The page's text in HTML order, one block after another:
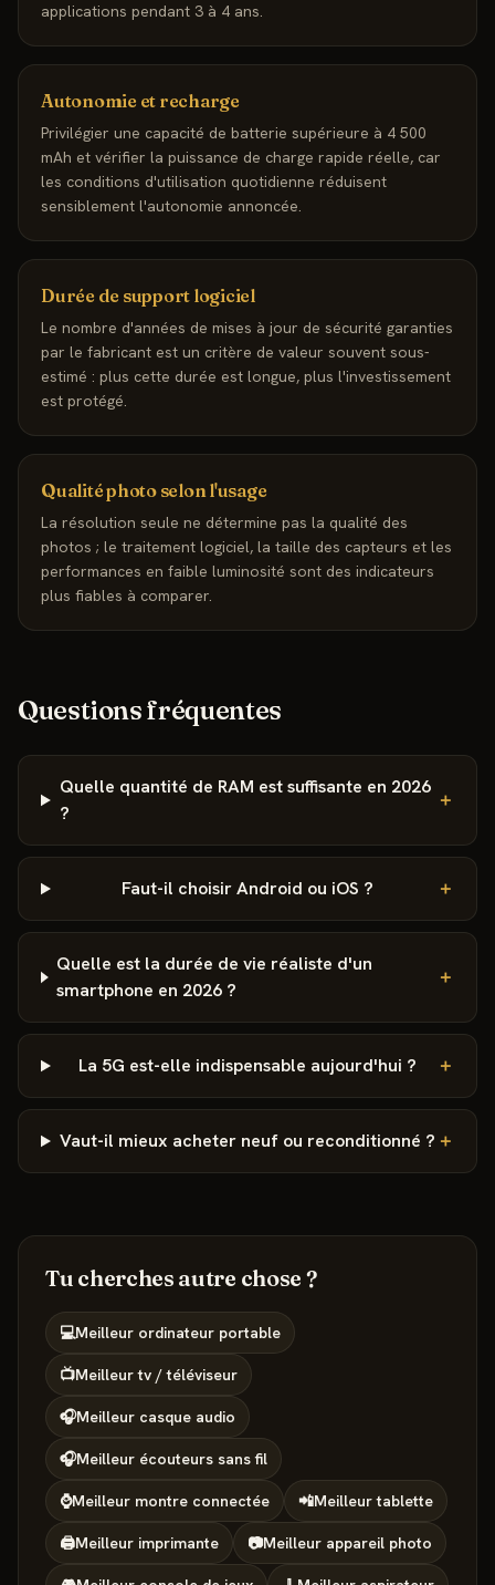
applications pendant 3 à 4 ans.
Autonomie et recharge
Privilégier une capacité de batterie supérieure à 4 500
mAh et vérifier la puissance de charge rapide réelle, car
les conditions d'utilisation quotidienne réduisent
sensiblement l'autonomie annoncée.
Durée de support logiciel
Le nombre d'années de mises à jour de sécurité garanties
par le fabricant est un critère de valeur souvent sous-
estimé : plus cette durée est longue, plus l'investissement
est protégé.
Qualité photo selon l'usage
La résolution seule ne détermine pas la qualité des
photos ; le traitement logiciel, la taille des capteurs et les
performances en faible luminosité sont des indicateurs
plus fiables à comparer.
Questions fréquentes
Quelle quantité de RAM est suffisante en 2026
?
＋
Faut-il choisir Android ou iOS ? ＋
Quelle est la durée de vie réaliste d'un
smartphone en 2026 ?
＋
La 5G est-elle indispensable aujourd'hui ? ＋
Vaut-il mieux acheter neuf ou reconditionné ? ＋
Tu cherches autre chose ?
💻Meilleur ordinateur portable
📺Meilleurtv / téléviseur
🎧Meilleur casque audio
🎧Meilleur écouteurs sans fil
⌚Meilleur montre connectée 📲Meilleurtablette
🖨️Meilleur imprimante 📷Meilleur appareil photo